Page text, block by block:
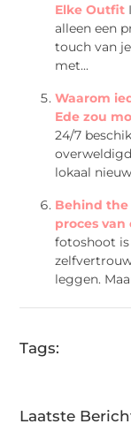
Elke Outfit
alleen een
touch van
met...
Waarom
Ede zou
24/7
lokaal
Behind the
proces
fotoshoot
leggen.
Tags:
Laatste